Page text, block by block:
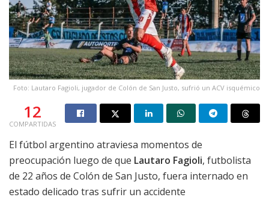
Foto: Lautaro Fagioli, jugador de Colón de San Justo, sufrió un ACV isquémico
12
COMPARTIDAS
El fútbol argentino atraviesa momentos de
preocupación luego de que Lautaro Fagioli, futbolista
de 22 años de Colón de San Justo, fuera internado en
estado delicado tras sufrir un accidente